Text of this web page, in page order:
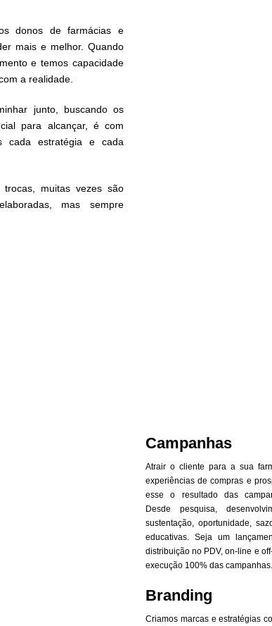
donos de farmácias e
mais e melhor. Quando
e temos capacidade
a realidade.
junto, buscando os
para alcançar, é com
cada estratégia e cada
muitas vezes são
mas sempre
Campanhas
Atrair o cliente para a sua
experiências de compras e
esse o resultado das
Desde pesquisa,
sustentação, oportunidade,
educativas. Seja um
distribuição no PDV, on-line e
execução 100% das campanhas.
Branding
Criamos marcas e estratégias